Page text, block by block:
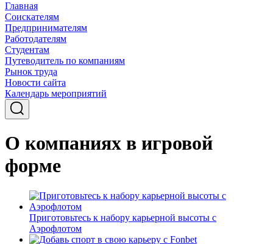
Главная
Соискателям
Предпринимателям
Работодателям
Студентам
Путеводитель по компаниям
Рынок труда
Новости сайта
Календарь мероприятий
О компаниях в игровой
форме
Приготовьтесь к набору карьерной высоты с
Аэрофлотом